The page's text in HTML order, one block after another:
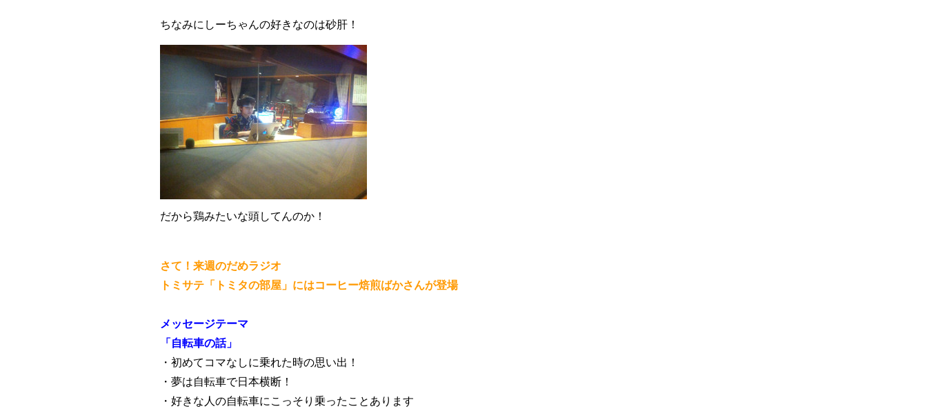
ちなみにしーちゃんの好きなのは砂肝！
だから鶏みたいな頭してんのか！
さて！来週のだめラジオ
トミサテ「トミタの部屋」にはコーヒー焙煎ばかさんが登場
メッセージテーマ
「自転車の話」
・初めてコマなしに乗れた時の思い出！
・夢は自転車で日本横断！
・好きな人の自転車にこっそり乗ったことあります